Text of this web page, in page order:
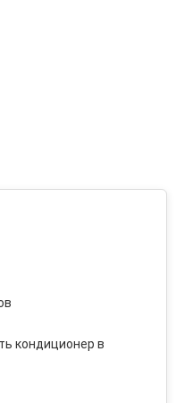
кондиционер в